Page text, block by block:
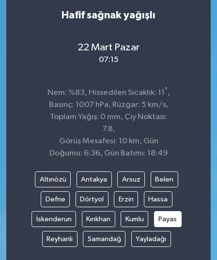
Hafif sağnak yağışlı
22 Mart Pazar
07:15
Nem: %83, Hissedilen Sıcaklık: 11 ° ,
Basınç: 1007 hPa, Rüzgar: 5 km/s,
Toplam Yağış: 0 mm, Çiy Noktası:
7.8,
Görüş Mesafesi: 10 km, Gün
Doğumu: 6:36, Gün Batımı: 18:49
Altınözü Antakya Arsuz Belen
Defne Dörtyol Erzin Hassa
İskenderun Kırıkhan Kumlu Payas
Reyhanlı Samandağ Yayladağı